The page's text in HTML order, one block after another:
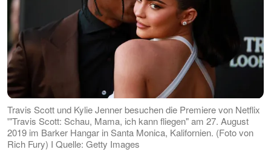
Travis Scott und Kylie Jenner besuchen die Premiere von Netflix
'"Travis Scott: Schau, Mama, ich kann fliegen" am 27. August
2019 im Barker Hangar in Santa Monica, Kalifornien. (Foto von
Rich Fury) I Quelle: Getty Images